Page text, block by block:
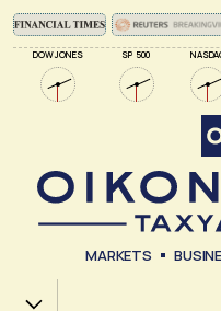
DOW JONES SP 500
MARKETS
Χ.Α.